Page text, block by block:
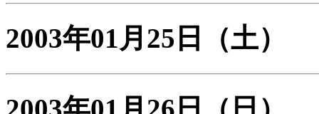
2003年01月25日 （土）